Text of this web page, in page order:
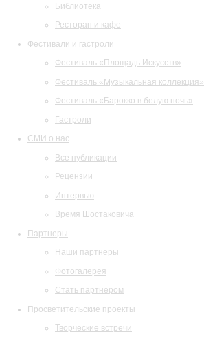
Библиотека
Ресторан и кафе
Фестивали и гастроли
Фестиваль «Площадь Искусств»
Фестиваль «Музыкальная коллекция»
Фестиваль «Барокко в белую ночь»
Гастроли
СМИ о нас
Все публикации
Рецензии
Интервью
Время Шостаковича
Партнеры
Наши партнеры
Фотогалерея
Стать партнером
Просветительские проекты
Творческие встречи